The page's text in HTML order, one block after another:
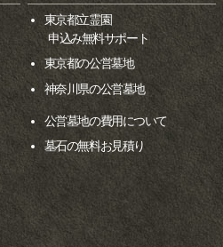
東京都立霊園
申込み無料サポート
東京都の公営墓地
神奈川県の公営墓地
公営墓地の費用について
墓石の無料お見積り